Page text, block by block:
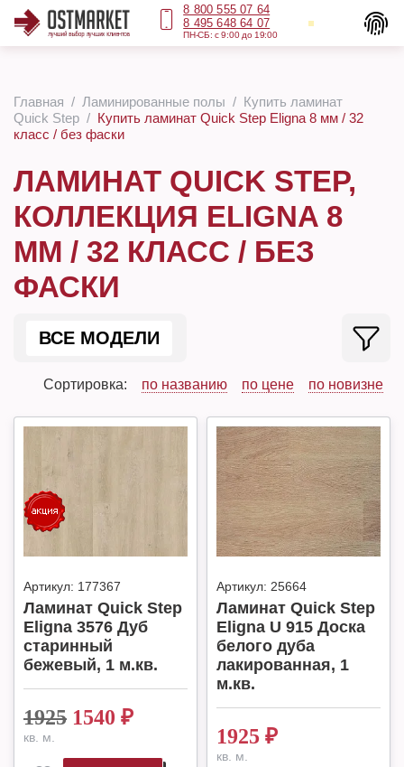
8 800 555 07 64
8 495 648 64 07
ПН-СБ: с 9:00 до 19:00
Главная Ламинированные полы
Купить ламинат
Quick Step
Купить ламинат Quick Step Eligna 8 мм / 32
класс / без фаски
ЛАМИНАТ QUICK STEP,
КОЛЛЕКЦИЯ ELIGNA 8
ММ / 32 КЛАСС / БЕЗ
ФАСКИ
ВСЕ МОДЕЛИ
Сортировка: по названию по цене по новизне
Артикул: 177367
Ламинат Quick Step
Eligna 3576 Дуб
старинный
бежевый, 1 м.кв.
1925 1540 ₽
кв. м.
Артикул: 25664
Ламинат Quick Step
Eligna U 915 Доска
белого дуба
лакированная, 1
м.кв.
1925 ₽
кв. м.